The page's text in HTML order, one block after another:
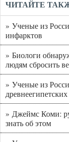
ЧИТАЙТЕ
» Ученые из
инфарктов
» Биологи
людям сбросить
» Ученые из
древнеегипетских
» Джеймс Коми:
знать об этом